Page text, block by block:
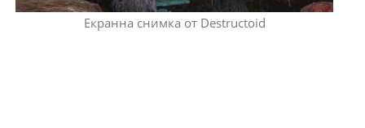
Екранна снимка от Destructoid